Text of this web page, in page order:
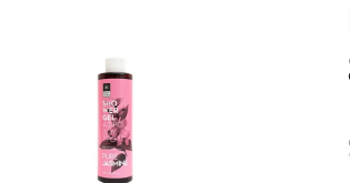
Odporúčame